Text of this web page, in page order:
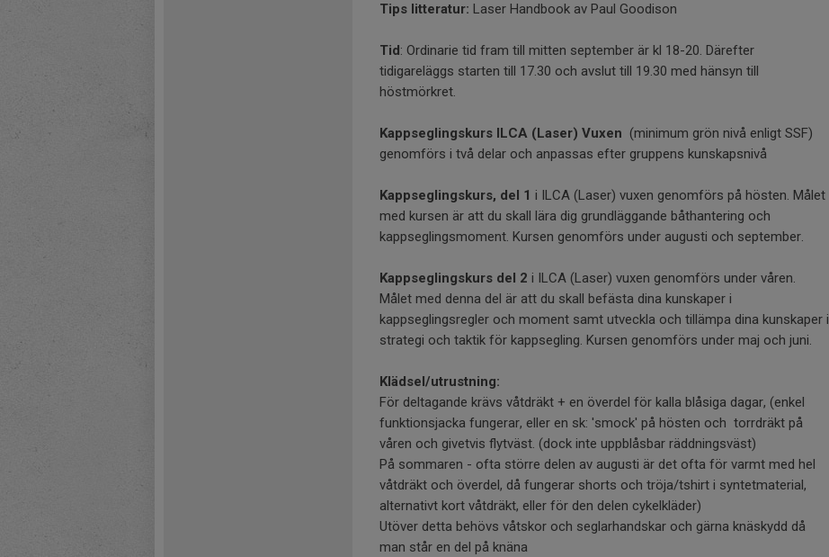
Tips litteratur: Laser Handbook av Paul Goodison
Tid: Ordinarie tid fram till mitten september är kl 18-20. Därefter
tidigareläggs starten till 17.30 och avslut till 19.30 med hänsyn till
höstmörkret.
Kappseglingskurs ILCA (Laser) Vuxen (minimum grön nivå enligt SSF)
genomförs i två delar och anpassas efter gruppens kunskapsnivå
Kappseglingskurs, del 1 i ILCA (Laser) vuxen genomförs på hösten. Målet
med kursen är att du skall lära dig grundläggande båthantering och
kappseglingsmoment. Kursen genomförs under augusti och september.
Kappseglingskurs del 2 i ILCA (Laser) vuxen genomförs under våren.
Målet med denna del är att du skall befästa dina kunskaper i
kappseglingsregler och moment samt utveckla och tillämpa dina kunskaper i
strategi och taktik för kappsegling. Kursen genomförs under maj och juni.
Klädsel/utrustning:
För deltagande krävs våtdräkt + en överdel för kalla blåsiga dagar, (enkel
funktionsjacka fungerar, eller en sk: 'smock' på hösten och torrdräkt på
våren och givetvis flytväst. (dock inte uppblåsbar räddningsväst)
På sommaren - ofta större delen av augusti är det ofta för varmt med hel
våtdräkt och överdel, då fungerar shorts och tröja/tshirt i syntetmaterial,
alternativt kort våtdräkt, eller för den delen cykelkläder)
Utöver detta behövs våtskor och seglarhandskar och gärna knäskydd då
man står en del på knäna